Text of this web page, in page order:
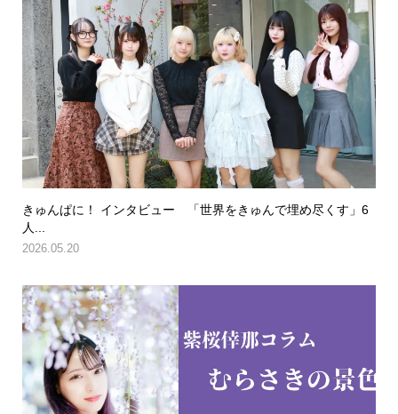
きゅんぱに！ インタビュー 「世界をきゅんで埋め尽くす」6
人...
2026.05.20